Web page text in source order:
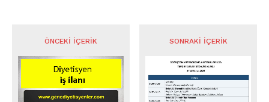
ÖNCEKI İÇERIK SONRAKI İÇERIK